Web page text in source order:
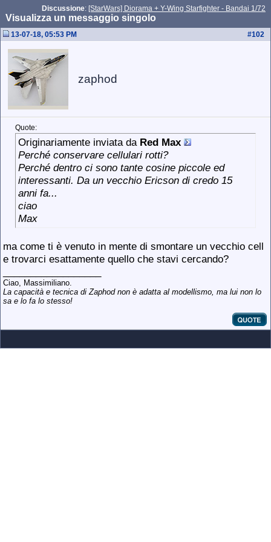
Discussione: [StarWars] Diorama + Y-Wing Starfighter - Bandai 1/72
Visualizza un messaggio singolo
#102
13-07-18, 05:53 PM
zaphod
Quote:
Originariamente inviata da Red Max
Perché conservare cellulari rotti?
Perché dentro ci sono tante cosine piccole ed
interessanti. Da un vecchio Ericson di credo 15
anni fa...
ciao
Max
ma come ti è venuto in mente di smontare un vecchio cell
e trovarci esattamente quello che stavi cercando?
Ciao, Massimiliano.
La capacità e tecnica di Zaphod non è adatta al modellismo, ma lui non lo
sa e lo fa lo stesso!